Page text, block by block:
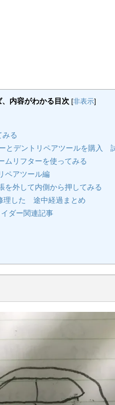
内容がわかる目次 [非表示]
る
デントリペアツールを購入 試
リフターを使ってみる
ペアツール編
を外して内側から押してみる
理した 途中経過まとめ
ダー関連記事